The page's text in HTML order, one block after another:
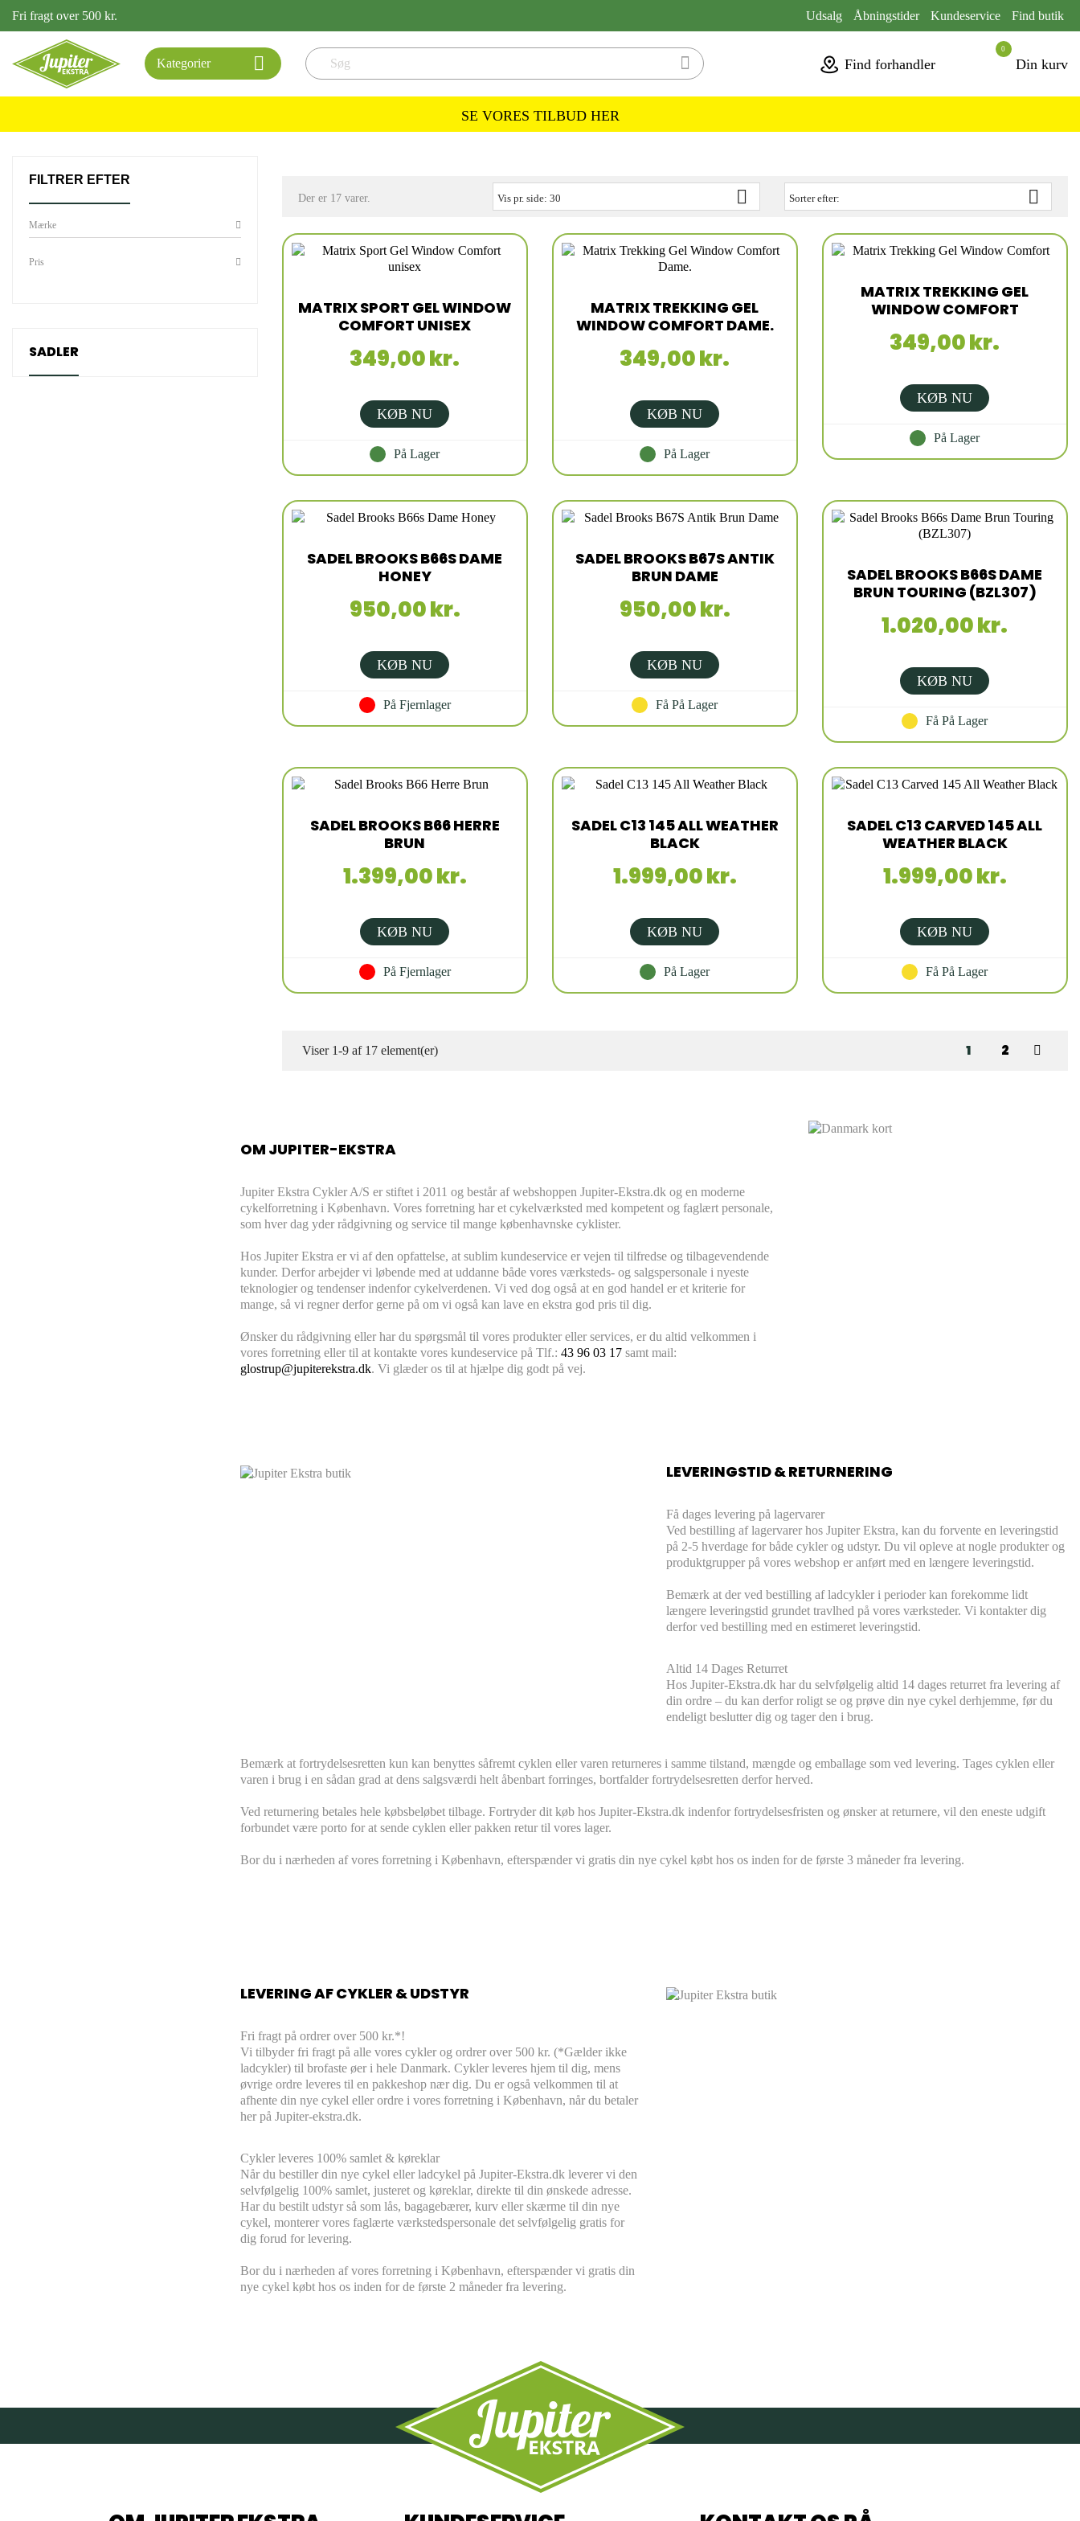
Fri fragt over 500 kr. Udsalg Åbningstider Kundeservice Find butik
Kategorier  
0
Din kurv
Find forhandler
SE VORES TILBUD HER
FILTRER EFTER
Mærke
Pris
SADLER
Der er 17 varer. Vis pr. side: 30  Sorter efter: 
MATRIX SPORT GEL WINDOW
COMFORT UNISEX
349,00 kr.
KØB NU
På Lager
MATRIX TREKKING GEL
WINDOW COMFORT DAME.
349,00 kr.
KØB NU
På Lager
MATRIX TREKKING GEL
WINDOW COMFORT
349,00 kr.
KØB NU
På Lager
SADEL BROOKS B66S DAME
HONEY
950,00 kr.
KØB NU
På Fjernlager
SADEL BROOKS B67S ANTIK
BRUN DAME
950,00 kr.
KØB NU
Få På Lager
SADEL BROOKS B66S DAME
BRUN TOURING (BZL307)
1.020,00 kr.
KØB NU
Få På Lager
SADEL BROOKS B66 HERRE
BRUN
1.399,00 kr.
KØB NU
På Fjernlager
SADEL C13 145 ALL WEATHER
BLACK
1.999,00 kr.
KØB NU
På Lager
SADEL C13 CARVED 145 ALL
WEATHER BLACK
1.999,00 kr.
KØB NU
Få På Lager
Viser 1-9 af 17 element(er) 1 2
OM JUPITER-EKSTRA
Jupiter Ekstra Cykler A/S er stiftet i 2011 og består af webshoppen Jupiter-Ekstra.dk og en moderne
cykelforretning i København. Vores forretning har et cykelværksted med kompetent og faglært personale,
som hver dag yder rådgivning og service til mange københavnske cyklister.
Hos Jupiter Ekstra er vi af den opfattelse, at sublim kundeservice er vejen til tilfredse og tilbagevendende
kunder. Derfor arbejder vi løbende med at uddanne både vores værksteds- og salgspersonale i nyeste
teknologier og tendenser indenfor cykelverdenen. Vi ved dog også at en god handel er et kriterie for
mange, så vi regner derfor gerne på om vi også kan lave en ekstra god pris til dig.
Ønsker du rådgivning eller har du spørgsmål til vores produkter eller services, er du altid velkommen i
vores forretning eller til at kontakte vores kundeservice på Tlf.: 43 96 03 17 samt mail:
glostrup@jupiterekstra.dk. Vi glæder os til at hjælpe dig godt på vej.
LEVERINGSTID & RETURNERING
Få dages levering på lagervarer
Ved bestilling af lagervarer hos Jupiter Ekstra, kan du forvente en leveringstid
på 2-5 hverdage for både cykler og udstyr. Du vil opleve at nogle produkter og
produktgrupper på vores webshop er anført med en længere leveringstid.
Bemærk at der ved bestilling af ladcykler i perioder kan forekomme lidt
længere leveringstid grundet travlhed på vores værksteder. Vi kontakter dig
derfor ved bestilling med en estimeret leveringstid.
Altid 14 Dages Returret
Hos Jupiter-Ekstra.dk har du selvfølgelig altid 14 dages returret fra levering af
din ordre – du kan derfor roligt se og prøve din nye cykel derhjemme, før du
endeligt beslutter dig og tager den i brug.
Bemærk at fortrydelsesretten kun kan benyttes såfremt cyklen eller varen returneres i samme tilstand, mængde og emballage som ved levering. Tages cyklen eller
varen i brug i en sådan grad at dens salgsværdi helt åbenbart forringes, bortfalder fortrydelsesretten derfor herved.
Ved returnering betales hele købsbeløbet tilbage. Fortryder dit køb hos Jupiter-Ekstra.dk indenfor fortrydelsesfristen og ønsker at returnere, vil den eneste udgift
forbundet være porto for at sende cyklen eller pakken retur til vores lager.
Bor du i nærheden af vores forretning i København, efterspænder vi gratis din nye cykel købt hos os inden for de første 3 måneder fra levering.
LEVERING AF CYKLER & UDSTYR
Fri fragt på ordrer over 500 kr.*!
Vi tilbyder fri fragt på alle vores cykler og ordrer over 500 kr. (*Gælder ikke
ladcykler) til brofaste øer i hele Danmark. Cykler leveres hjem til dig, mens
øvrige ordre leveres til en pakkeshop nær dig. Du er også velkommen til at
afhente din nye cykel eller ordre i vores forretning i København, når du betaler
her på Jupiter-ekstra.dk.
Cykler leveres 100% samlet & køreklar
Når du bestiller din nye cykel eller ladcykel på Jupiter-Ekstra.dk leverer vi den
selvfølgelig 100% samlet, justeret og køreklar, direkte til din ønskede adresse.
Har du bestilt udstyr så som lås, bagagebærer, kurv eller skærme til din nye
cykel, monterer vores faglærte værkstedspersonale det selvfølgelig gratis for
dig forud for levering.
Bor du i nærheden af vores forretning i København, efterspænder vi gratis din
nye cykel købt hos os inden for de første 2 måneder fra levering.